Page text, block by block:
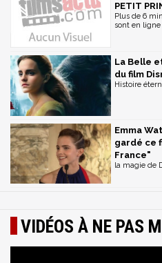
PETIT
Plus de 6
sont en ligne
La Belle
du film
Histoire
Emma
gardé ce
France"
la magie de
VIDÉOS À NE PAS